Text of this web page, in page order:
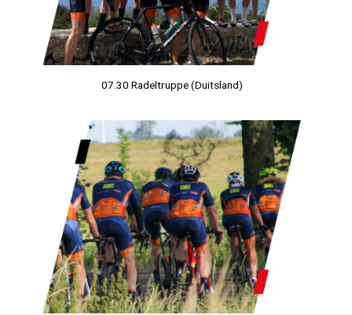
07.30 Radeltruppe (Duitsland)